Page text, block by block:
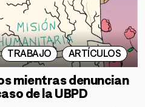
TRABAJO ARTÍCULOS
mientras denuncian
de la UBPD